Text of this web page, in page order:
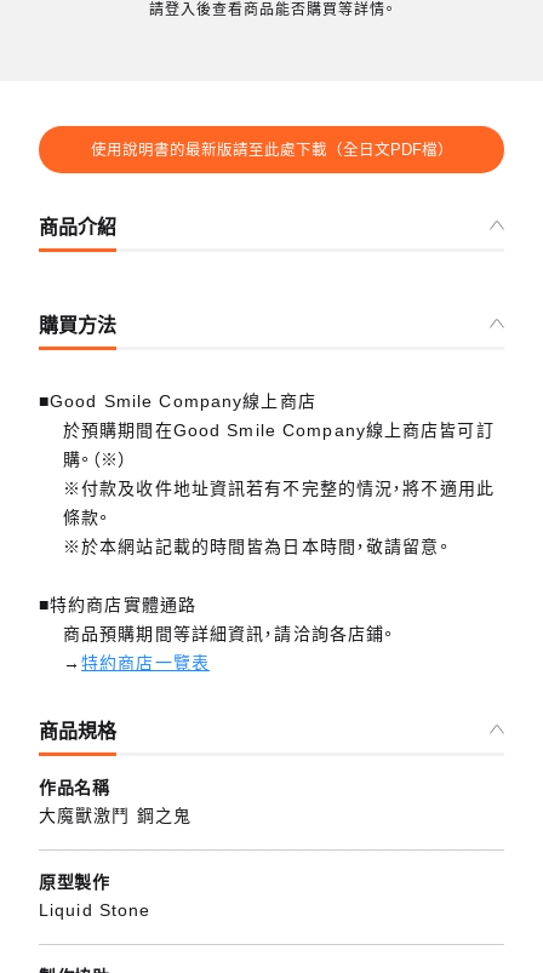
請登入後查看商品能否購買等詳情。
使用說明書的最新版請至此處下載（全日文PDF檔）
商品介紹
購買方法
■Good Smile Company線上商店
於預購期間在Good Smile Company線上商店皆可訂
購。（※）
※付款及收件地址資訊若有不完整的情況，將不適用此
條款。
※於本網站記載的時間皆為日本時間，敬請留意。
■特約商店實體通路
商品預購期間等詳細資訊，請洽詢各店鋪。
→特約商店一覽表
商品規格
作品名稱
大魔獸激鬥 鋼之鬼
原型製作
Liquid Stone